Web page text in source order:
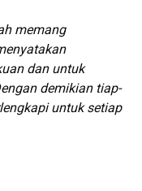
memang
dan untuk
demikian tiap-
untuk setiap